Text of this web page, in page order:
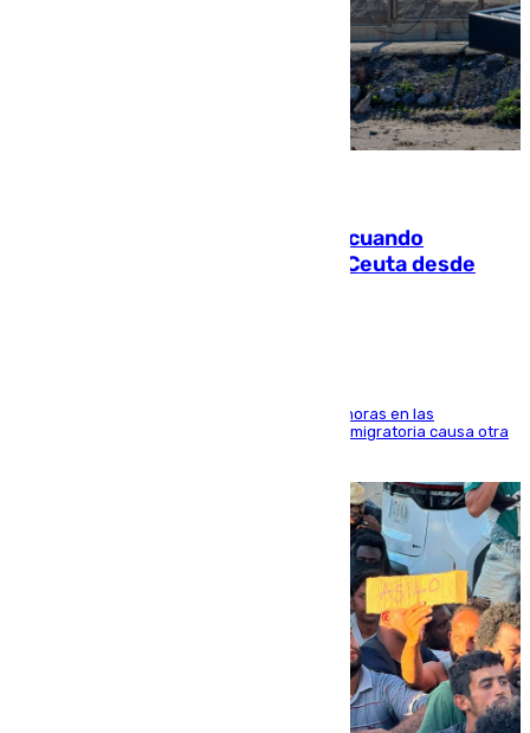
Fallece un joven tras caer al mar cuando
intentaba entrar en parapente a Ceuta desde
El accidente se produjo alrededor de las 8.00 horas en las
inmediaciones del espigón de Benzú y la crisis migratoria causa otra